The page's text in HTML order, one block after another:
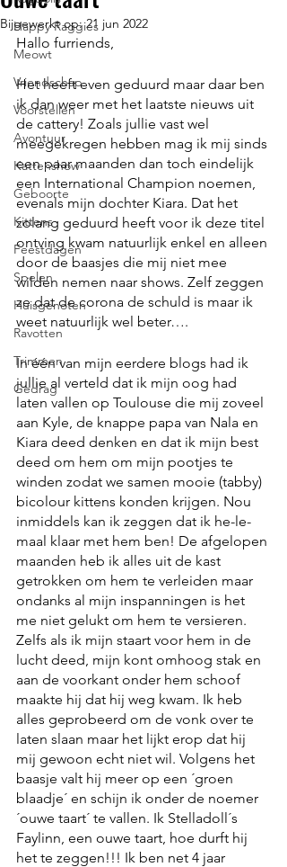
Happy Raggies
Meowt
Vriendschap
Voorstellen
Avontuur
Kattenshow
Geboorte
Kittens
Feestdagen
Spelen
Huisgenoten
Ravotten
Trimmen
Gedrag
Bijgewerkt op:21 jun 2022
Hallo furriends,
Het heeft even geduurd maar daar ben
ik dan weer met het laatste nieuws uit
de cattery! Zoals jullie vast wel
meegekregen hebben mag ik mij sinds
een paar maanden dan toch eindelijk
een International Champion noemen,
evenals mijn dochter Kiara. Dat het
zolang geduurd heeft voor ik deze titel
ontving kwam natuurlijk enkel en alleen
door de baasjes die mij niet mee
wilden nemen naar shows. Zelf zeggen
ze dat de corona de schuld is maar ik
weet natuurlijk wel beter….
In één van mijn eerdere blogs had ik
jullie al verteld dat ik mijn oog had
laten vallen op Toulouse die mij zoveel
aan Kyle, de knappe papa van Nala en
Kiara deed denken en dat ik mijn best
deed om hem om mijn pootjes te
winden zodat we samen mooie (tabby)
bicolour kittens konden krijgen. Nou
inmiddels kan ik zeggen dat ik he-le-
maal klaar met hem ben! De afgelopen
maanden heb ik alles uit de kast
getrokken om hem te verleiden maar
ondanks al mijn inspanningen is het
me niet gelukt om hem te versieren.
Zelfs als ik mijn staart voor hem in de
lucht deed, mijn kont omhoog stak en
aan de voorkant onder hem schoof
maakte hij dat hij weg kwam. Ik heb
alles geprobeerd om de vonk over te
laten slaan maar het lijkt erop dat hij
mij gewoon echt niet wil. Volgens het
baasje valt hij meer op een ´groen
blaadje´ en schijn ik onder de noemer
´ouwe taart´ te vallen. Ik Stelladoll´s
Faylinn, een ouwe taart, hoe durft hij
het te zeggen!!! Ik ben net 4 jaar